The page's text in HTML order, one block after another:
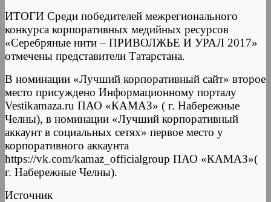
ИТОГИ Среди победителей межрегионального
конкурса корпоративных медийных ресурсов
«Серебряные нити – ПРИВОЛЖЬЕ И УРАЛ 2017»
отмечены представители Татарстана.
В номинации «Лучший корпоративный сайт» второе
место присуждено Информационному порталу
Vestikamaza.ru ПАО «КАМАЗ» ( г. Набережные
Челны), в номинации «Лучший корпоративный
аккаунт в социальных сетях» первое место у
корпоративного аккаунта
https://vk.com/kamaz_officialgroup ПАО «КАМАЗ»(
г. Набережные Челны).
Источник